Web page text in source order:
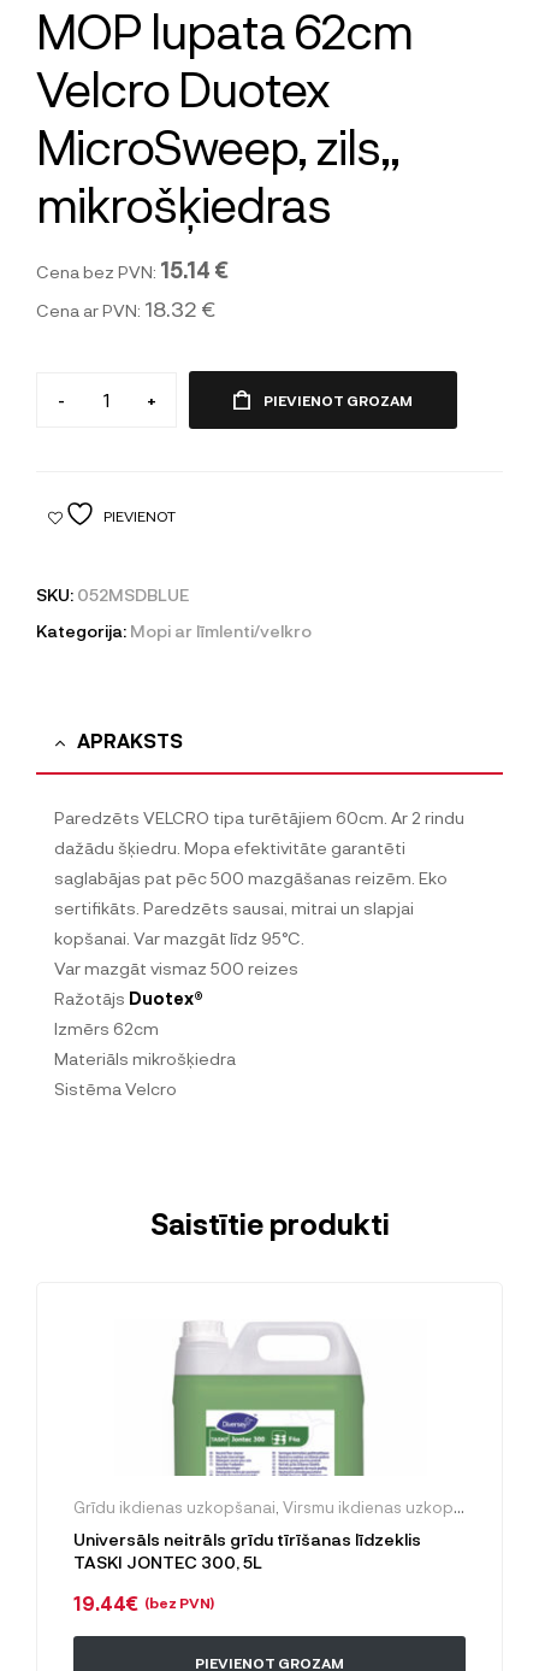
MOP lupata 62cm
Velcro Duotex
MicroSweep, zils,,
mikrošķiedras
Cena bez PVN: 15.14 €
Cena ar PVN: 18.32 €
- + PIEVIENOT GROZAM
PIEVIENOT
SKU: 052MSDBLUE
Kategorija: Mopi ar līmlenti/velkro
APRAKSTS
Paredzēts VELCRO tipa turētājiem 60cm. Ar 2 rindu
dažādu šķiedru. Mopa efektivitāte garantēti
saglabājas pat pēc 500 mazgāšanas reizēm. Eko
sertifikāts. Paredzēts sausai, mitrai un slapjai
kopšanai. Var mazgāt līdz 95°C.
Var mazgāt vismaz 500 reizes
Ražotājs Duotex®
Izmērs 62cm
Materiāls mikrošķiedra
Sistēma Velcro
Saistītie produkti
Grīdu ikdienas uzkopšanai Virsmu ikdienas uzkopšanai
Universāls neitrāls grīdu tīrīšanas līdzeklis
TASKI JONTEC 300, 5L
19.44€ (bez PVN)
PIEVIENOT GROZAM